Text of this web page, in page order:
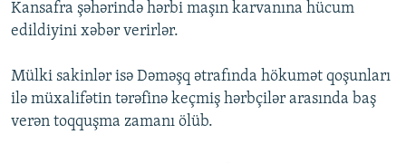
VIDEO
İNFOQRAFIKA
RADIO ARXIV
AZƏRBAYCAN ƏDƏBIYYATI KITABXANASI
HAQQIMIZDA
MISSIYAMIZ
PEŞƏ ETIKASI VƏ JURNALISTIKA STANDARTLARIMIZ
BIZI IZLƏ
Kansafra şəhərində hərbi maşın karvanına hücum
edildiyini xəbər verirlər.
Mülki sakinlər isə Dəməşq ətrafında hökumət qoşunları
ilə müxalifətin tərəfinə keçmiş hərbçilər arasında baş
verən toqquşma zamanı ölüb.